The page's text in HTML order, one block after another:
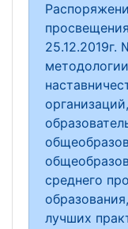
среднего
лучших